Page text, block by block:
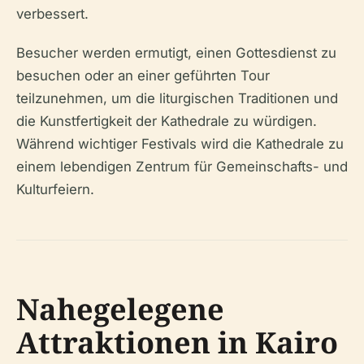
verbessert.
Besucher werden ermutigt, einen Gottesdienst zu
besuchen oder an einer geführten Tour
teilzunehmen, um die liturgischen Traditionen und
die Kunstfertigkeit der Kathedrale zu würdigen.
Während wichtiger Festivals wird die Kathedrale zu
einem lebendigen Zentrum für Gemeinschafts- und
Kulturfeiern.
Nahegelegene
Attraktionen in Kairo